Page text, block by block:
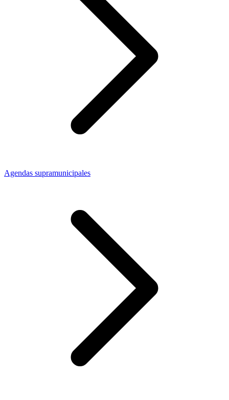
Agendas supramunicipales